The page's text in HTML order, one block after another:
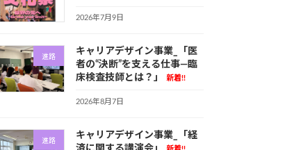
2026年7月9日
進路
キャリアデザイン事業_「医
者の“決断”を支える仕事—臨
床検査技師とは？」
新着!!
2026年8月7日
進路
キャリアデザイン事業_「経